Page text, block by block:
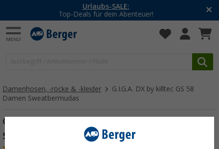
-20% auf Kleidung und Schuhe
Mit dem Aktionscode20SSV
Damenhosen, -röcke & -kleider
G.I.G.A. DX by killtec GS 58
Damen Sweatbermudas
G.I.G.A. DX by killtec GS 58 Damen
Sweatbermudas